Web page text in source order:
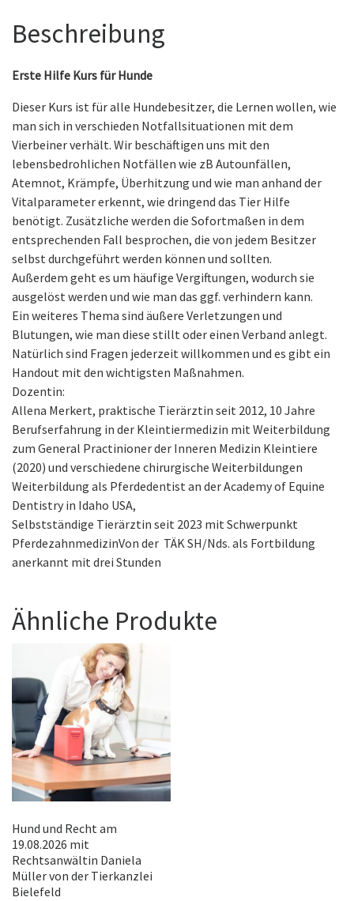
Beschreibung
Erste Hilfe Kurs für Hunde
Dieser Kurs ist für alle Hundebesitzer, die Lernen wollen, wie
man sich in verschieden Notfallsituationen mit dem
Vierbeiner verhält. Wir beschäftigen uns mit den
lebensbedrohlichen Notfällen wie zB Autounfällen,
Atemnot, Krämpfe, Überhitzung und wie man anhand der
Vitalparameter erkennt, wie dringend das Tier Hilfe
benötigt. Zusätzliche werden die Sofortmaßen in dem
entsprechenden Fall besprochen, die von jedem Besitzer
selbst durchgeführt werden können und sollten.
Außerdem geht es um häufige Vergiftungen, wodurch sie
ausgelöst werden und wie man das ggf. verhindern kann.
Ein weiteres Thema sind äußere Verletzungen und
Blutungen, wie man diese stillt oder einen Verband anlegt.
Natürlich sind Fragen jederzeit willkommen und es gibt ein
Handout mit den wichtigsten Maßnahmen.
Dozentin:
Allena Merkert, praktische Tierärztin seit 2012, 10 Jahre
Berufserfahrung in der Kleintiermedizin mit Weiterbildung
zum General Practinioner der Inneren Medizin Kleintiere
(2020) und verschiedene chirurgische Weiterbildungen
Weiterbildung als Pferdedentist an der Academy of Equine
Dentistry in Idaho USA,
Selbstständige Tierärztin seit 2023 mit Schwerpunkt
PferdezahnmedizinVon der TÄK SH/Nds. als Fortbildung
anerkannt mit drei Stunden
Ähnliche Produkte
Hund und Recht am
19.08.2026 mit
Rechtsanwältin Daniela
Müller von der Tierkanzlei
Bielefeld